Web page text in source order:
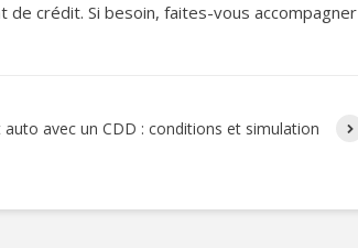
de crédit. Si besoin, faites-vous accompagner
auto avec un CDD : conditions et simulation